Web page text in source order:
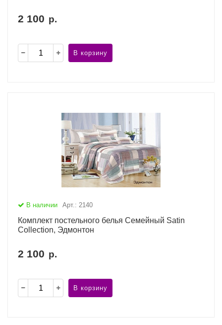
2 100 р.
В корзину
В наличии Арт.: 2140
Комплект постельного белья Семейный Satin
Collection, Эдмонтон
2 100 р.
В корзину